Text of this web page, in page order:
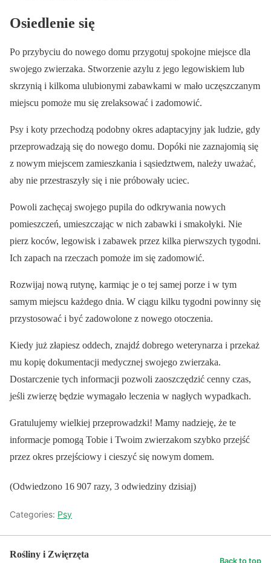
Osiedlenie się
Po przybyciu do nowego domu przygotuj spokojne miejsce dla
swojego zwierzaka. Stworzenie azylu z jego legowiskiem lub
skrzynią i kilkoma ulubionymi zabawkami w mało uczęszczanym
miejscu pomoże mu się zrelaksować i zadomowić.
Psy i koty przechodzą podobny okres adaptacyjny jak ludzie, gdy
przeprowadzają się do nowego domu. Dopóki nie zaznajomią się
z nowym miejscem zamieszkania i sąsiedztwem, należy uważać,
aby nie przestraszyły się i nie próbowały uciec.
Powoli zachęcaj swojego pupila do odkrywania nowych
pomieszczeń, umieszczając w nich zabawki i smakołyki. Nie
pierz koców, legowisk i zabawek przez kilka pierwszych tygodni.
Ich zapach na rzeczach pomoże im się zadomowić.
Rozwijaj nową rutynę, karmiąc je o tej samej porze i w tym
samym miejscu każdego dnia. W ciągu kilku tygodni powinny się
przystosować i być zadowolone z nowego otoczenia.
Kiedy już złapiesz oddech, znajdź dobrego weterynarza i przekaż
mu kopię dokumentacji medycznej swojego zwierzaka.
Dostarczenie tych informacji pozwoli zaoszczędzić cenny czas,
jeśli zwierzę będzie wymagało leczenia w nagłych wypadkach.
Gratulujemy wielkiej przeprowadzki! Mamy nadzieję, że te
informacje pomogą Tobie i Twoim zwierzakom szybko przejść
przez okres przejściowy i cieszyć się nowym domem.
(Odwiedzono 16 907 razy, 3 odwiedziny dzisiaj)
Categories: Psy
Rośliny i Zwięrzęta
Back to top